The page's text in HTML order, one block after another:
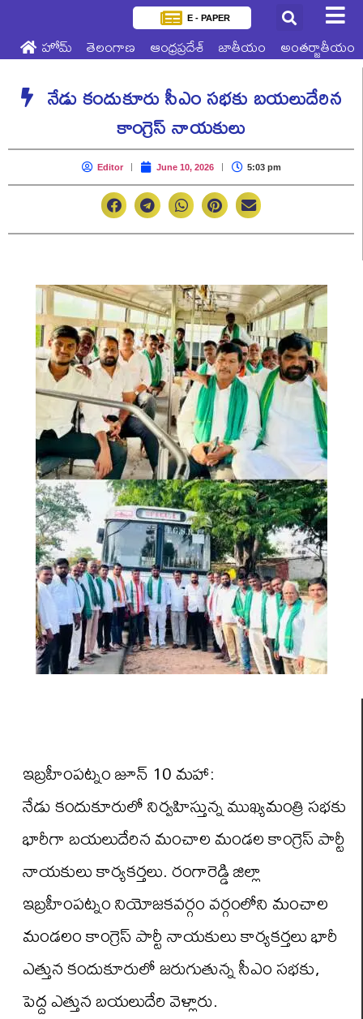
E - PAPER
హోమ్ తెలంగాణ ఆంధ్రప్రదేశ్ జాతీయం అంతర్జాతీయం
నేడు కందుకూరు సీఎం సభకు బయలుదేరిన
కాంగ్రెస్ నాయకులు
Editor June 10, 2026 5:03 pm
ఇబ్రహీంపట్నం జూన్ 10 మహా:
నేడు కందుకూరులో నిర్వహిస్తున్న ముఖ్యమంత్రి సభకు
భారీగా బయలుదేరిన మంచాల మండల కాంగ్రెస్ పార్టీ
నాయకులు కార్యకర్తలు. రంగారెడ్డి జిల్లా
ఇబ్రహీంపట్నం నియోజకవర్గం వర్గంలోని మంచాల
మండలం కాంగ్రెస్ పార్టీ నాయకులు కార్యకర్తలు భారీ
ఎత్తున కందుకూరులో జరుగుతున్న సీఎం సభకు,
పెద్ద ఎత్తున బయలుదేరి వెళ్లారు.